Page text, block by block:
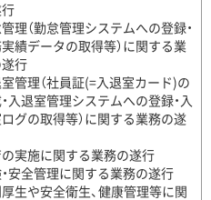
行
理（勤怠管理システムへの登録・
績データの取得等）に関する業
行
室管理（社員証(=入退室カード)の
入退室管理システムへの登録・入
グの取得等）に関する業務の遂
実施に関する業務の遂行
安全管理に関する業務の遂行
生や安全衛生、健康管理等に関